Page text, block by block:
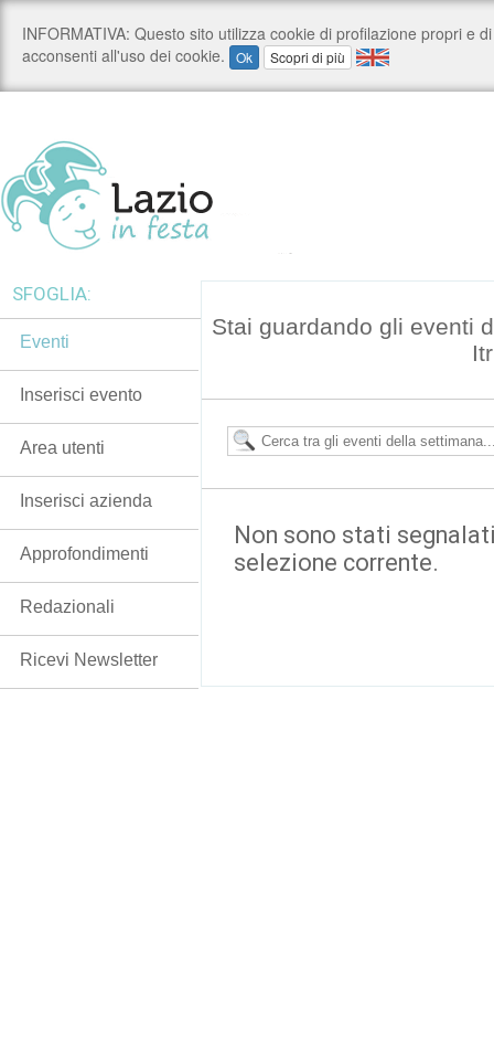
Stai guardando gli eventi
Non sono stati
selezione corrente.
SFOGLIA:
Eventi
Inserisci evento
Area utenti
Inserisci azienda
Approfondimenti
Redazionali
Ricevi Newsletter